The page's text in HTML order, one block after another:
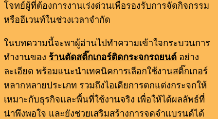
โจทย์ผู้ที่ต้องการงานเร่งด่วนเพื่อรองรับการจัดกิจกรรม
หรืออีเวนท์ในช่วงเวลาจำกัด
ในบทความนี้จะพาผู้อ่านไปทำความเข้าใจกระบวนการ
ทำงานของ ร้านตัดสติ๊กเกอร์ติดกระจกรถยนต์ อย่าง
ละเอียด พร้อมแนะนำเทคนิคการเลือกใช้งานสติ๊กเกอร์
หลากหลายประเภท รวมถึงไอเดียการตกแต่งกระจกให้
เหมาะกับธุรกิจและพื้นที่ใช้งานจริง เพื่อให้ได้ผลลัพธ์ที่
น่าพึงพอใจ และยังช่วยเสริมสร้างการจดจำแบรนด์ได้